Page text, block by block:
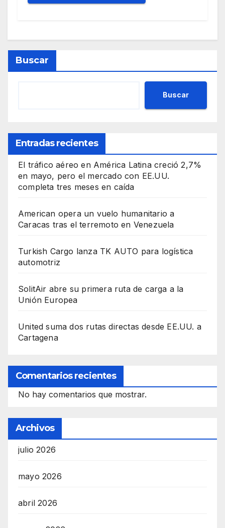
Buscar
Buscar
Entradas recientes
El tráfico aéreo en América Latina creció 2,7%
en mayo, pero el mercado con EE.UU.
completa tres meses en caída
American opera un vuelo humanitario a
Caracas tras el terremoto en Venezuela
Turkish Cargo lanza TK AUTO para logística
automotriz
SolitAir abre su primera ruta de carga a la
Unión Europea
United suma dos rutas directas desde EE.UU. a
Cartagena
Comentarios recientes
No hay comentarios que mostrar.
Archivos
julio 2026
mayo 2026
abril 2026